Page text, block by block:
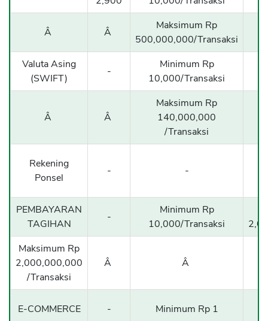
Â Â
Maksimum Rp
500,000,000/Transaksi
Valuta Asing
(SWIFT)
-
Minimum Rp
10,000/Transaksi
Â Â
Maksimum Rp
140,000,000
/Transaksi
Rekening
Ponsel
- -
PEMBAYARAN
TAGIHAN
-
Minimum Rp
10,000/Transaksi
Maksimum Rp
2,000,000,000
/Transaksi
Â Â
E-COMMERCE - Minimum Rp 1